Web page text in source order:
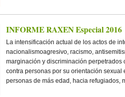
INFORME RAXEN Especial 2016
La intensificación actual de los actos de
nacionalismoagresivo, racismo,
marginación y discriminación
contra personas por su orientación
personas de más edad, hacia